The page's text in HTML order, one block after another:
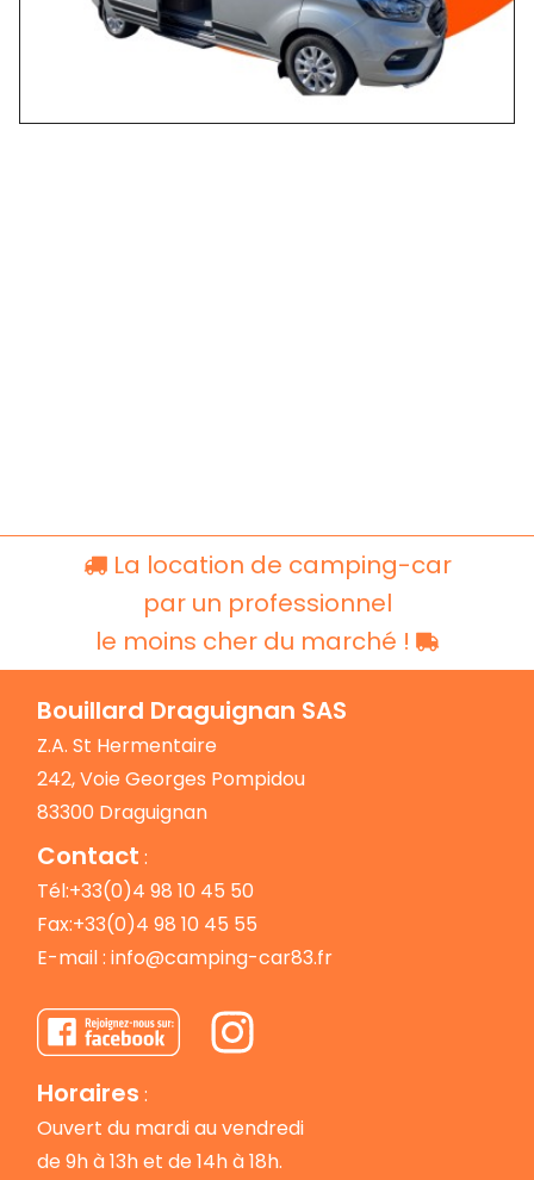
La location de camping-car
par un professionnel
le moins cher du marché !
Bouillard Draguignan SAS
Z.A. St Hermentaire
242, Voie Georges Pompidou
83300 Draguignan
Contact :
Tél:+33(0)4 98 10 45 50
Fax:+33(0)4 98 10 45 55
E-mail : info@camping-car83.fr
Horaires :
Ouvert du mardi au vendredi
de 9h à 13h et de 14h à 18h.